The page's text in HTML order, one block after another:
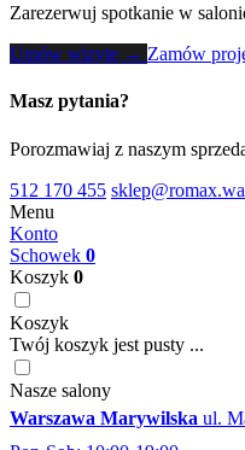
Zarezerwuj spotkanie w
Umów wizytę → Zamów
Masz pytania?
Porozmawiaj z naszym
512 170 455
Menu
Konto
Schowek 0
Koszyk 0
Koszyk
Twój koszyk jest pusty ...
Nasze salony
Warszawa Marywilska ul.